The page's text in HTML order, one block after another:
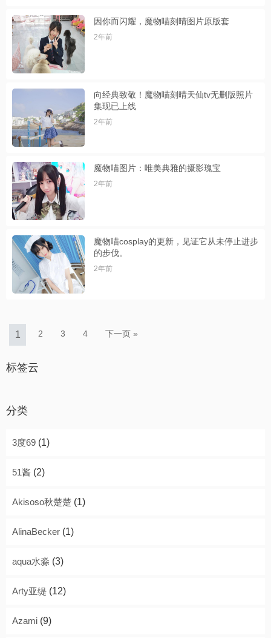
因你而闪耀，魔物喵刻晴图片原版套
2年前
向经典致敬！魔物喵刻晴天仙tv无删版照片
集现已上线
2年前
魔物喵图片：唯美典雅的摄影瑰宝
2年前
魔物喵cosplay的更新，见证它从未停止进步
的步伐。
2年前
1 2 3 4 下一页 »
标签云
分类
3度69 (1)
51酱 (2)
Akisoso秋楚楚 (1)
AlinaBecker (1)
aqua水淼 (3)
Arty亚缇 (12)
Azami (9)